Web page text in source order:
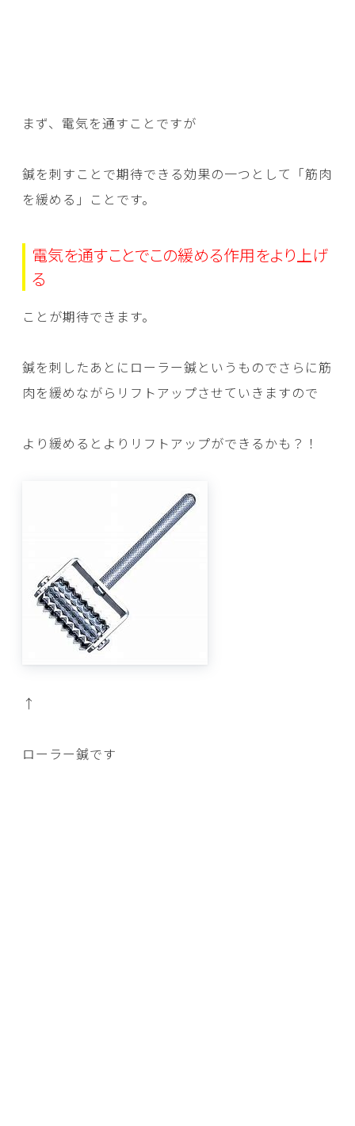
まず、電気を通すことですが
鍼を刺すことで期待できる効果の一つとして「筋肉
を緩める」ことです。
電気を通すことでこの緩める作用をより上げ
る
ことが期待できます。
鍼を刺したあとにローラー鍼というものでさらに筋
肉を緩めながらリフトアップさせていきますので
より緩めるとよりリフトアップができるかも？！
↑
ローラー鍼です